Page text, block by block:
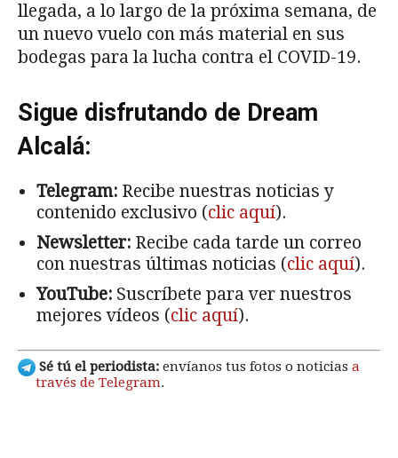
llegada, a lo largo de la próxima semana, de
un nuevo vuelo con más material en sus
bodegas para la lucha contra el COVID-19.
Sigue disfrutando de Dream
Alcalá:
Telegram: Recibe nuestras noticias y
contenido exclusivo (clic aquí).
Newsletter: Recibe cada tarde un correo
con nuestras últimas noticias (clic aquí).
YouTube: Suscríbete para ver nuestros
mejores vídeos (clic aquí).
Sé tú el periodista: envíanos tus fotos o noticias a
través de Telegram.